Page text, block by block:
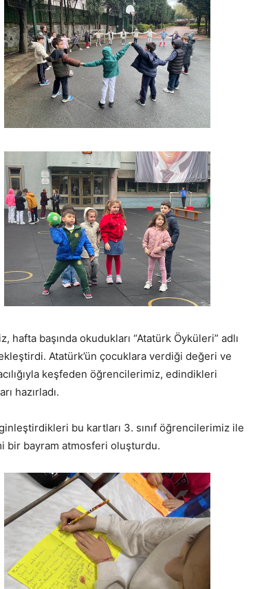
başında okudukları “Atatürk Öyküleri” adlı
Atatürk’ün çocuklara verdiği değeri ve
keşfeden öğrencilerimiz, edindikleri
hazırladı.
bu kartları 3. sınıf öğrencilerimiz ile
bir bayram atmosferi oluşturdu.